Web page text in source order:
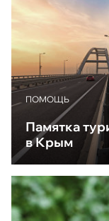
ПОМОЩЬ
Памятка
в Крым